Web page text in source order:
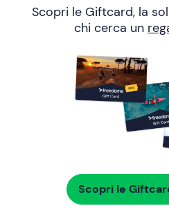
Scopri le Giftcard, la
chi cerca un
Scopri le